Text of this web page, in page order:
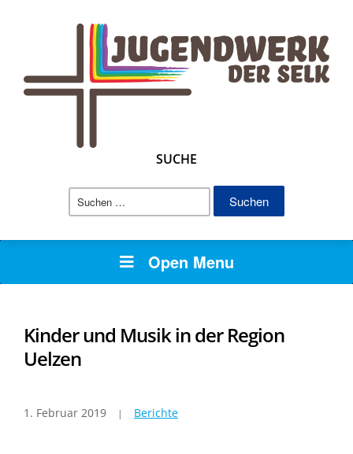
SUCHE
Suchen
Open Menu
Kinder und Musik in der Region
Uelzen
1. Februar 2019 Berichte